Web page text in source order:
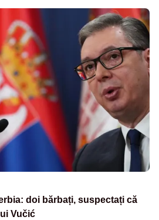
doi bărbați, suspectați că
Vučić